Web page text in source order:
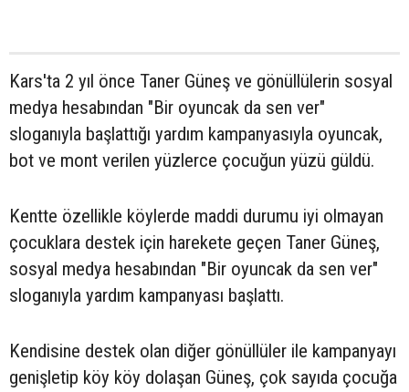
Kars'ta 2 yıl önce Taner Güneş ve gönüllülerin sosyal
medya hesabından "Bir oyuncak da sen ver"
sloganıyla başlattığı yardım kampanyasıyla oyuncak,
bot ve mont verilen yüzlerce çocuğun yüzü güldü.
Kentte özellikle köylerde maddi durumu iyi olmayan
çocuklara destek için harekete geçen Taner Güneş,
sosyal medya hesabından "Bir oyuncak da sen ver"
sloganıyla yardım kampanyası başlattı.
Kendisine destek olan diğer gönüllüler ile kampanyayı
genişletip köy köy dolaşan Güneş, çok sayıda çocuğa